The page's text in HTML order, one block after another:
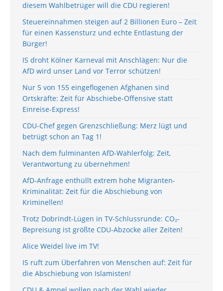
diesem Wahlbetrüger will die CDU regieren!
Steuereinnahmen steigen auf 2 Billionen Euro – Zeit
für einen Kassensturz und echte Entlastung der
Bürger!
IS droht Kölner Karneval mit Anschlägen: Nur die
AfD wird unser Land vor Terror schützen!
Nur 5 von 155 eingeflogenen Afghanen sind
Ortskräfte: Zeit für Abschiebe-Offensive statt
Einreise-Express!
CDU-Chef gegen Grenzschließung: Merz lügt und
betrügt schon an Tag 1!
Nach dem fulminanten AfD-Wahlerfolg: Zeit,
Verantwortung zu übernehmen!
AfD-Anfrage enthüllt extrem hohe Migranten-
Kriminalität: Zeit für die Abschiebung von
Kriminellen!
Trotz Dobrindt-Lügen in TV-Schlussrunde: CO₂-
Bepreisung ist größte CDU-Abzocke aller Zeiten!
Alice Weidel live im TV!
IS ruft zum Überfahren von Menschen auf: Zeit für
die Abschiebung von Islamisten!